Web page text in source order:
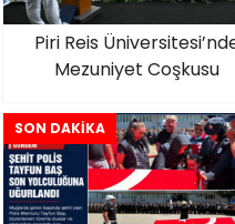
Piri Reis
Mezuniyet Coşkusu
SON DAKİKA